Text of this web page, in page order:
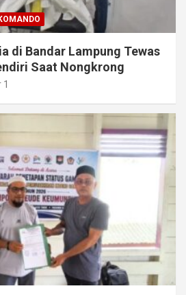
di Bandar Lampung Tewas
Saat Nongkrong